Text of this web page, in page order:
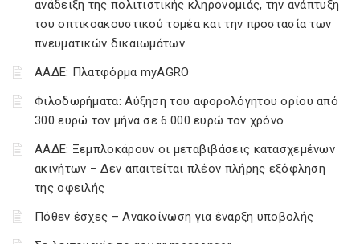
ανάδειξη της πολιτιστικής κληρονομιάς, την ανάπτυξη
του οπτικοακουστικού τομέα και την προστασία των
πνευματικών δικαιωμάτων
ΑΑΔΕ: Πλατφόρμα myAGRO
Φιλοδωρήματα: Αύξηση του αφορολόγητου ορίου από
300 ευρώ τον μήνα σε 6.000 ευρώ τον χρόνο
ΑΑΔΕ: Ξεμπλοκάρουν οι μεταβιβάσεις κατασχεμένων
ακινήτων – Δεν απαιτείται πλέον πλήρης εξόφληση
της οφειλής
Πόθεν έσχες – Ανακοίνωση για έναρξη υποβολής